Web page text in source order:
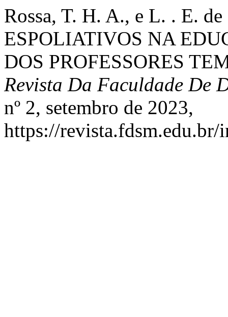
Rossa, T. H. A., e L. . E.
ESPOLIATIVOS NA
DOS PROFESSORES
Revista Da Faculdade De
nº 2, setembro de 2023,
https://